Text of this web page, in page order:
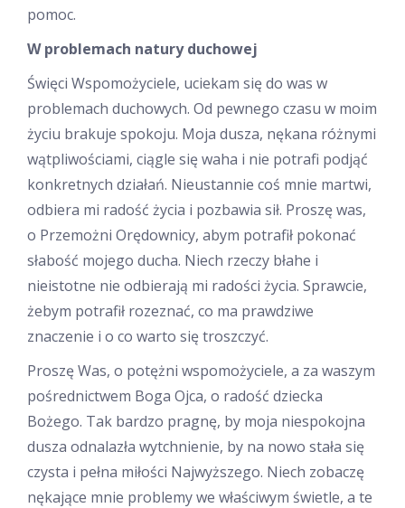
pomoc.
W problemach natury duchowej
Święci Wspomożyciele, uciekam się do was w
problemach duchowych. Od pewnego czasu w moim
życiu brakuje spokoju. Moja dusza, nękana różnymi
wątpliwościami, ciągle się waha i nie potrafi podjąć
konkretnych działań. Nieustannie coś mnie martwi,
odbiera mi radość życia i pozbawia sił. Proszę was,
o Przemożni Orędownicy, abym potrafił pokonać
słabość mojego ducha. Niech rzeczy błahe i
nieistotne nie odbierają mi radości życia. Sprawcie,
żebym potrafił rozeznać, co ma prawdziwe
znaczenie i o co warto się troszczyć.
Proszę Was, o potężni wspomożyciele, a za waszym
pośrednictwem Boga Ojca, o radość dziecka
Bożego. Tak bardzo pragnę, by moja niespokojna
dusza odnalazła wytchnienie, by na nowo stała się
czysta i pełna miłości Najwyższego. Niech zobaczę
nękające mnie problemy we właściwym świetle, a te